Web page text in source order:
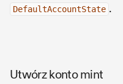
DefaultAccountState .
Utwórz konto mint